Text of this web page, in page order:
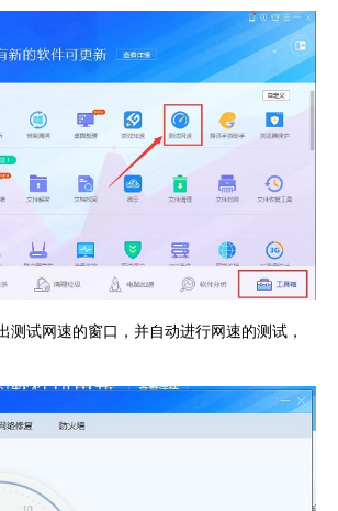
试网速的窗口，并自动进行网速的测试，